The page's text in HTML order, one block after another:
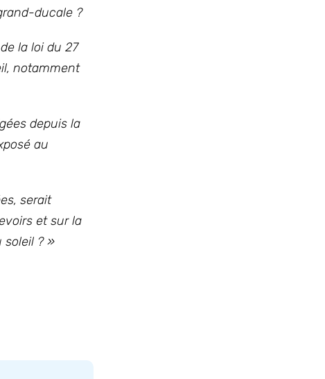
ducale ?
la loi du 27
notamment
depuis la
au
serait
et sur la
soleil ? »